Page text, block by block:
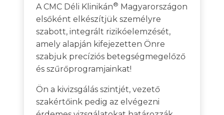
A CMC Déli Klinikán® Magyarországon
elsőként elkészítjük személyre
szabott, integrált rizikóelemzését,
amely alapján kifejezetten Önre
szabjuk precíziós betegségmegelőző
és szűrőprogramjainkat!
Ön a kivizsgálás szintjét, vezető
szakértőink pedig az elvégezni